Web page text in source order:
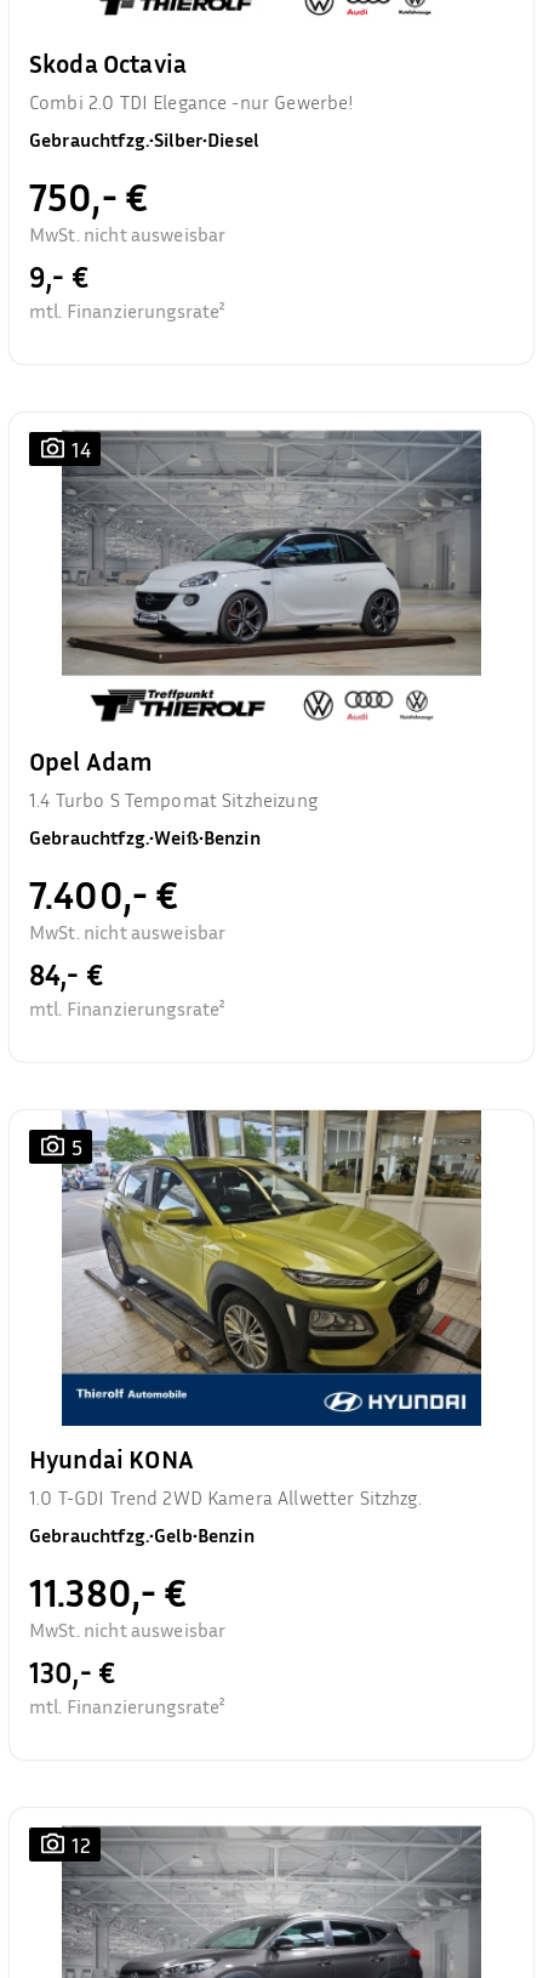
Skoda Octavia
Combi 2.0 TDI Elegance -nur Gewerbe!
Gebrauchtfzg.•Silber•Diesel
750,- €
MwSt. nicht ausweisbar
9,- €
mtl. Finanzierungsrate²
14
Opel Adam
1.4 Turbo S Tempomat Sitzheizung
Gebrauchtfzg.•Weiß•Benzin
7.400,- €
MwSt. nicht ausweisbar
84,- €
mtl. Finanzierungsrate²
5
Hyundai KONA
1.0 T-GDI Trend 2WD Kamera Allwetter Sitzhzg.
Gebrauchtfzg.•Gelb•Benzin
11.380,- €
MwSt. nicht ausweisbar
130,- €
mtl. Finanzierungsrate²
12